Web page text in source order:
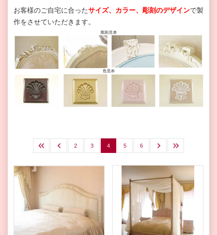
お客様のご自宅に合ったサイズ、カラー、彫刻のデザインで製
作をさせていただきます。
最初 前へ 2 3 4 5 6 次へ 最後